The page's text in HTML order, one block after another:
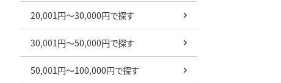
20,001円～30,000円で探す
30,001円～50,000円で探す
50,001円～100,000円で探す